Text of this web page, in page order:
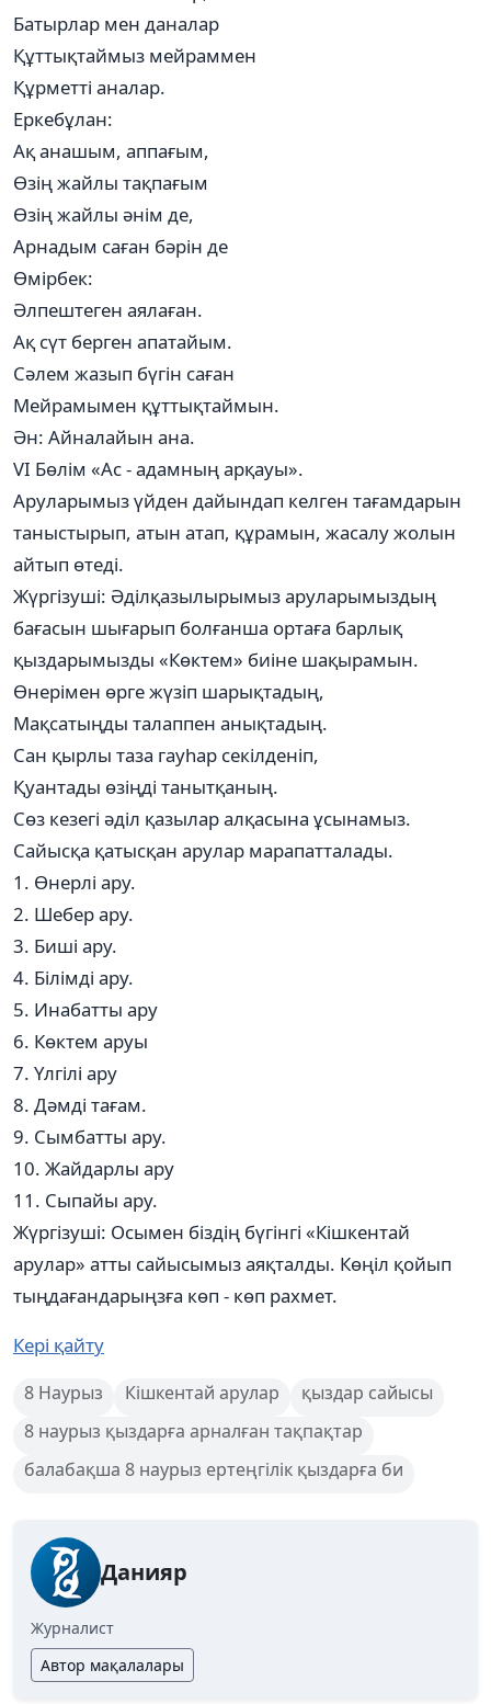
Батырлар мен даналар
Құттықтаймыз мейраммен
Құрметті аналар.
Еркебұлан:
Ақ анашым, аппағым,
Өзің жайлы тақпағым
Өзің жайлы әнім де,
Арнадым саған бәрін де
Өмірбек:
Әлпештеген аялаған.
Ақ сүт берген апатайым.
Сәлем жазып бүгін саған
Мейрамымен құттықтаймын.
Ән: Айналайын ана.
VІ Бөлім «Ас - адамның арқауы».
Аруларымыз үйден дайындап келген тағамдарын
таныстырып, атын атап, құрамын, жасалу жолын
айтып өтеді.
Жүргізуші: Әділқазылырымыз аруларымыздың
бағасын шығарып болғанша ортаға барлық
қыздарымызды «Көктем» биіне шақырамын.
Өнерімен өрге жүзіп шарықтадың,
Мақсатыңды талаппен анықтадың.
Сан қырлы таза гауһар секілденіп,
Қуантады өзіңді танытқаның.
Сөз кезегі әділ қазылар алқасына ұсынамыз.
Сайысқа қатысқан арулар марапатталады.
1. Өнерлі ару.
2. Шебер ару.
3. Биші ару.
4. Білімді ару.
5. Инабатты ару
6. Көктем аруы
7. Үлгілі ару
8. Дәмді тағам.
9. Сымбатты ару.
10. Жайдарлы ару
11. Сыпайы ару.
Жүргізуші: Осымен біздің бүгінгі «Кішкентай
арулар» атты сайысымыз аяқталды. Көңіл қойып
тыңдағандарыңзға көп - көп рахмет.
Кері қайту
8 Наурыз Кішкентай арулар
қыздар сайысы
8 наурыз қыздарға арналған тақпақтар
балабақша 8 наурыз ертеңгілік қыздарға би
Данияр
Журналист
Автор мақалалары